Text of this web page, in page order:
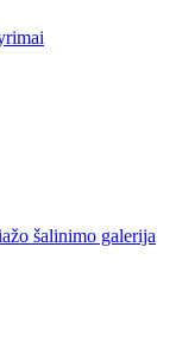
šalinimo galerija